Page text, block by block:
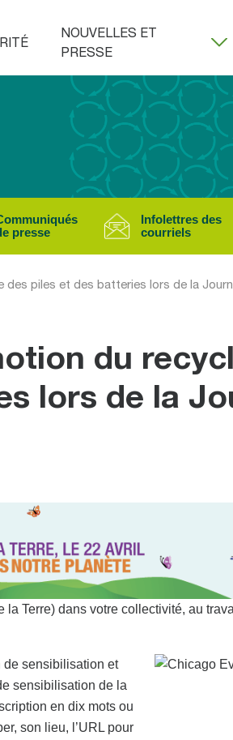
NOUVELLES ET
PRESSE
presse
Infolettres des
courriels
piles et des batteries lors de la
du
lors de la
Terre) dans votre collectivité, au
de sensibilisation et
sensibilisation de la
en dix mots ou
son lieu, l’URL pour